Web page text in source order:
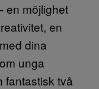
en möjlighet
en
dina
unga
fantastisk två